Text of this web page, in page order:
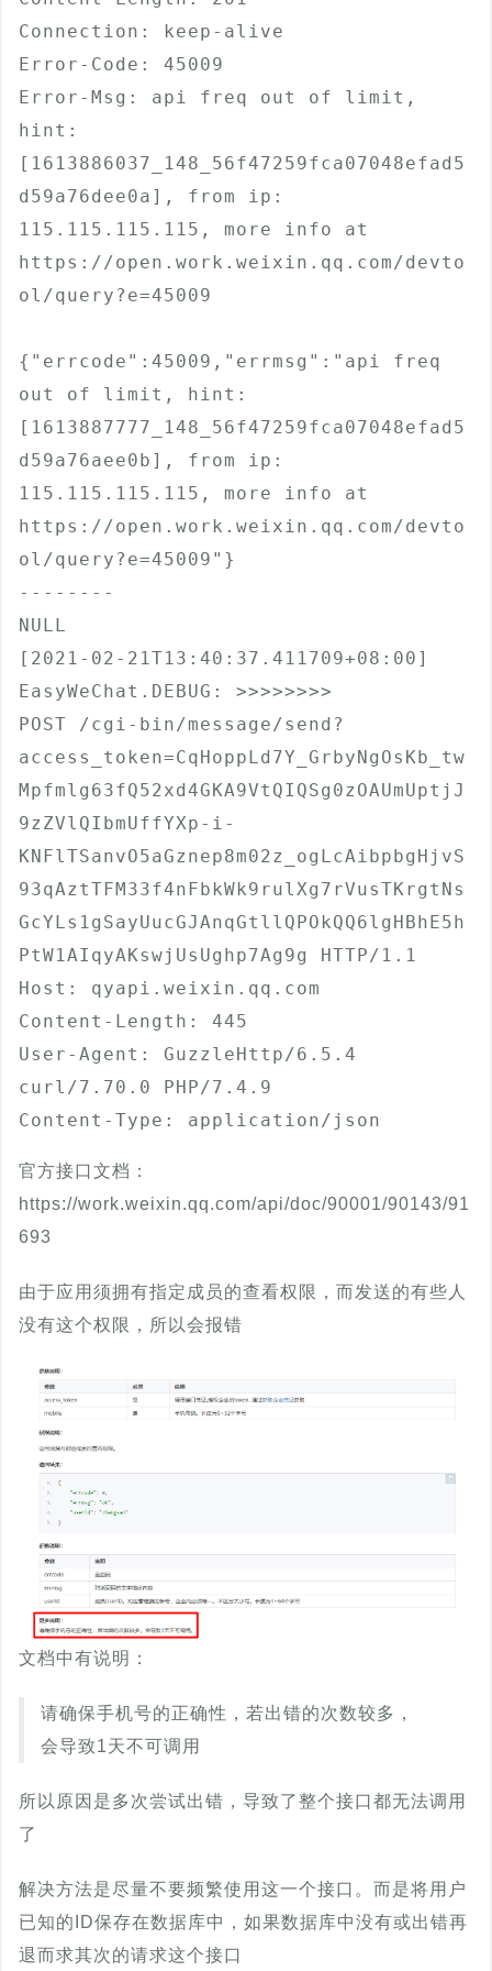
Connection: keep-alive
Error-Code: 45009
Error-Msg: api freq out of limit,
hint:
[1613886037_148_56f47259fca07048efad5
d59a76dee0a], from ip:
115.115.115.115, more info at
https://open.work.weixin.qq.com/devto
ol/query?e=45009
{"errcode":45009,"errmsg":"api freq
out of limit, hint:
[1613887777_148_56f47259fca07048efad5
d59a76aee0b], from ip:
115.115.115.115, more info at
https://open.work.weixin.qq.com/devto
ol/query?e=45009"}
--------
NULL
[2021-02-21T13:40:37.411709+08:00]
EasyWeChat.DEBUG: >>>>>>>>
POST /cgi-bin/message/send?
access_token=CqHoppLd7Y_GrbyNgOsKb_tw
Mpfmlg63fQ52xd4GKA9VtQIQSg0zOAUmUptjJ
9zZVlQIbmUffYXp-i-
KNFlTSanvO5aGznep8m02z_ogLcAibpbgHjvS
93qAztTFM33f4nFbkWk9rulXg7rVusTKrgtNs
GcYLs1gSayUucGJAnqGtllQPOkQQ6lgHBhE5h
PtW1AIqyAKswjUsUghp7Ag9g HTTP/1.1
Host: qyapi.weixin.qq.com
Content-Length: 445
User-Agent: GuzzleHttp/6.5.4
curl/7.70.0 PHP/7.4.9
Content-Type: application/json
官方接口文档：
https://work.weixin.qq.com/api/doc/90001/90143/91
693
由于应用须拥有指定成员的查看权限，而发送的有些人
没有这个权限，所以会报错
文档中有说明：
请确保手机号的正确性，若出错的次数较多，
会导致1天不可调用
所以原因是多次尝试出错，导致了整个接口都无法调用
了
解决方法是尽量不要频繁使用这一个接口。而是将用户
已知的ID保存在数据库中，如果数据库中没有或出错再
退而求其次的请求这个接口